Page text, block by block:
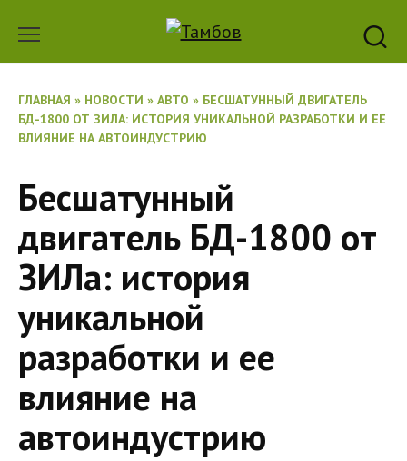
содержанию
ГЛАВНАЯ » НОВОСТИ » АВТО » БЕСШАТУННЫЙ ДВИГАТЕЛЬ
БД-1800 ОТ ЗИЛА: ИСТОРИЯ УНИКАЛЬНОЙ РАЗРАБОТКИ И ЕЕ
ВЛИЯНИЕ НА АВТОИНДУСТРИЮ
Бесшатунный
двигатель БД-1800 от
ЗИЛа: история
уникальной
разработки и ее
влияние на
автоиндустрию